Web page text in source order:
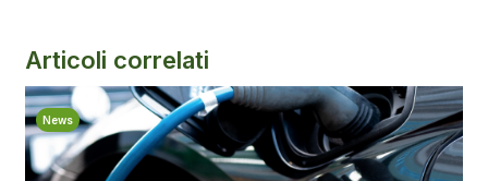
Articoli correlati
News